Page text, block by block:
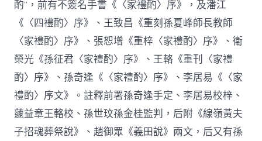
酌”，前有不簽名手書《〈家禮酌〉序》，及潘江
《〈四禮酌〉序》、王致昌《重刻孫夏峰師長教師
〈家禮酌〉序》、張恕增《重梓〈家禮酌〉序》、衛
榮光《孫征君〈家禮酌〉序》、王輅《重刊〈家禮
酌〉序》、孫奇逢《〈家禮酌〉序》、李居易《〈家
禮酌〉序文》。註釋前署孫奇逢手定、李居易校梓、
蘧益章王輅校、孫世玟孫金桂監判，后附《線嶺黃夫
子招魂葬祭說》、趙御眾《義田說》兩文，后又有孫